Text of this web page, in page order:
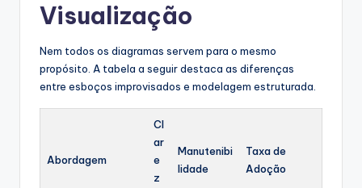
Visualização
Nem todos os diagramas servem para o mesmo
propósito. A tabela a seguir destaca as diferenças
entre esboços improvisados e modelagem estruturada.
Abordagem
Cl
ar
e
z
Manutenibi
lidade
Taxa de
Adoção